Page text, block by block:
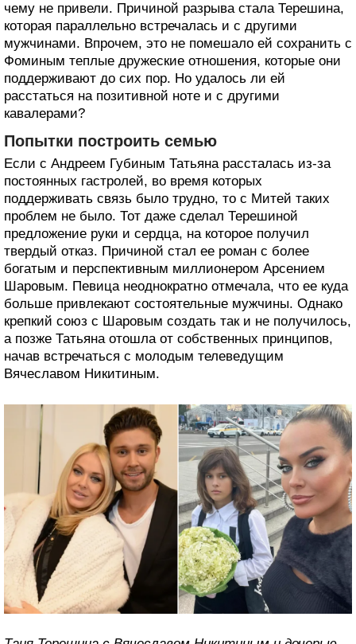
чему не привели. Причиной разрыва стала Терешина,
которая параллельно встречалась и с другими
мужчинами. Впрочем, это не помешало ей сохранить с
Фоминым теплые дружеские отношения, которые они
поддерживают до сих пор. Но удалось ли ей
расстаться на позитивной ноте и с другими
кавалерами?
Попытки построить семью
Если с Андреем Губиным Татьяна рассталась из-за
постоянных гастролей, во время которых
поддерживать связь было трудно, то с Митей таких
проблем не было. Тот даже сделал Терешиной
предложение руки и сердца, на которое получил
твердый отказ. Причиной стал ее роман с более
богатым и перспективным миллионером Арсением
Шаровым. Певица неоднократно отмечала, что ее куда
больше привлекают состоятельные мужчины. Однако
крепкий союз с Шаровым создать так и не получилось,
а позже Татьяна отошла от собственных принципов,
начав встречаться с молодым телеведущим
Вячеславом Никитиным.